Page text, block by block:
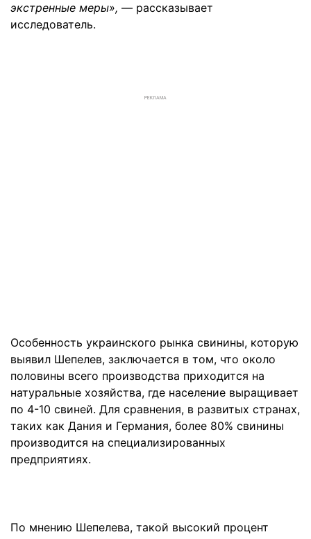
экстренные меры», — рассказывает
исследователь.
РЕКЛАМА
Особенность украинского рынка свинины, которую
выявил Шепелев, заключается в том, что около
половины всего производства приходится на
натуральные хозяйства, где население выращивает
по 4-10 свиней. Для сравнения, в развитых странах,
таких как Дания и Германия, более 80% свинины
производится на специализированных
предприятиях.
По мнению Шепелева, такой высокий процент